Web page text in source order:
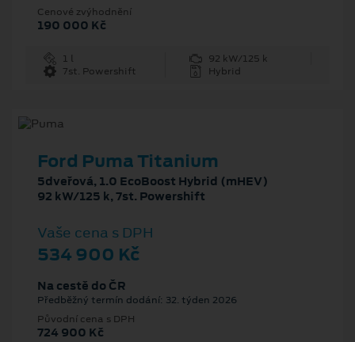
Cenové zvýhodnění
190 000 Kč
1 l
92 kW/125 k
7st. Powershift
Hybrid
Ford Puma Titanium
5dveřová, 1.0 EcoBoost Hybrid (mHEV)
92 kW/125 k, 7st. Powershift
Vaše cena s DPH
534 900 Kč
Na cestě do ČR
Předběžný termín dodání: 32. týden 2026
Původní cena s DPH
724 900 Kč